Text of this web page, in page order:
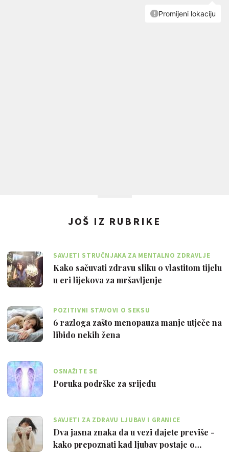
JOŠ IZ RUBRIKE
SAVJETI STRUČNJAKA ZA MENTALNO ZDRAVLJE
Kako sačuvati zdravu sliku o vlastitom tijelu
u eri lijekova za mršavljenje
POZITIVNI STAVOVI O SEKSU
6 razloga zašto menopauza manje utječe na
libido nekih žena
OSNAŽITE SE
Poruka podrške za srijedu
SAVJETI ZA ZDRAVU LJUBAV I GRANICE
Dva jasna znaka da u vezi dajete previše -
kako prepoznati kad ljubav postaje o…